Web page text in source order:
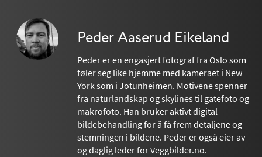
Peder Aaserud Eikeland
Peder er en engasjert fotograf fra Oslo som
føler seg like hjemme med kameraet i New
York som i Jotunheimen. Motivene spenner
fra naturlandskap og skylines til gatefoto og
makrofoto. Han bruker aktivt digital
bildebehandling for å få frem detaljene og
stemningen i bildene. Peder er også eier av
og daglig leder for Veggbilder.no.